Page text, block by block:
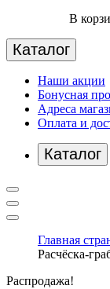
В
Каталог
Наши акции
Бонусная
Адреса
Оплата и
Каталог
Главная
Расчёска-
Распродажа!